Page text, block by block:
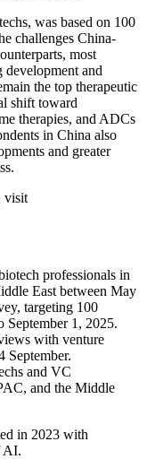
was based on 100
challenges China-
most
and
the top therapeutic
shift toward
therapies, and ADCs
in China also
and greater
visit
professionals in
East between May
targeting 100
September 1, 2025.
with venture
September.
and VC
and the Middle
in 2023 with
AI.